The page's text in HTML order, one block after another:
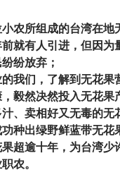
农所组成的台湾在地
就有人引进，但因为
纷放弃；
我们，了解到无花果
毅然决然投入无花果
、卖相好又无毒的无
种出绿野鲜蓝带无花
超逾十年，为台湾少
农。